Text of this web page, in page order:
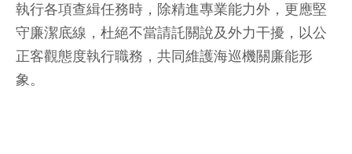
執行各項查緝任務時，除精進專業能力外，更應堅
守廉潔底線，杜絕不當請託關說及外力干擾，以公
正客觀態度執行職務，共同維護海巡機關廉能形
象。